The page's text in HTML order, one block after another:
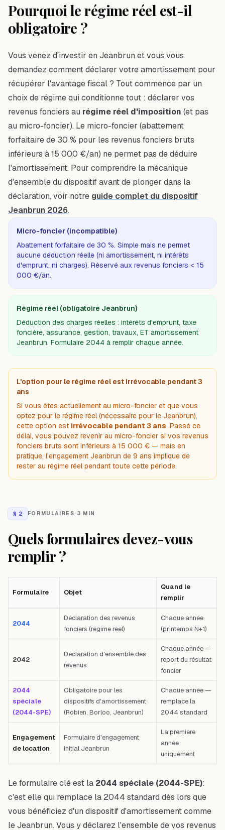
Pourquoi le régime réel est-il
obligatoire ?
Vous venez d'investir en Jeanbrun et vous vous
demandez comment déclarer votre amortissement pour
récupérer l'avantage fiscal ? Tout commence par un
choix de régime qui conditionne tout : déclarer vos
revenus fonciers au régime réel d'imposition (et pas
au micro-foncier). Le micro-foncier (abattement
forfaitaire de 30 % pour les revenus fonciers bruts
inférieurs à 15 000 €/an) ne permet pas de déduire
l'amortissement. Pour comprendre la mécanique
d'ensemble du dispositif avant de plonger dans la
déclaration, voir notre guide complet du dispositif
Jeanbrun 2026.
Micro-foncier (incompatible)
Abattement forfaitaire de 30 %. Simple mais ne permet
aucune déduction réelle (ni amortissement, ni intérêts
d'emprunt, ni charges). Réservé aux revenus fonciers < 15
000 €/an.
Régime réel (obligatoire Jeanbrun)
Déduction des charges réelles : intérêts d'emprunt, taxe
foncière, assurance, gestion, travaux, ET amortissement
Jeanbrun. Formulaire 2044 à remplir chaque année.
L'option pour le régime réel est irrévocable pendant 3
ans
Si vous êtes actuellement au micro-foncier et que vous
optez pour le régime réel (nécessaire pour le Jeanbrun),
cette option est irrévocable pendant 3 ans. Passé ce
délai, vous pouvez revenir au micro-foncier si vos revenus
fonciers bruts sont inférieurs à 15 000 € — mais en
pratique, l'engagement Jeanbrun de 9 ans implique de
rester au régime réel pendant toute cette période.
§ 2 FORMULAIRES· 3 MIN
Quels formulaires devez-vous
remplir ?
Formulaire Objet
Quand le
remplir
2044
Déclaration des revenus
fonciers (régime réel)
Chaque année
(printemps N+1)
2042
Déclaration d'ensemble des
revenus
Chaque année —
report du résultat
foncier
2044
spéciale
(2044-SPE)
Obligatoire pour les
dispositifs d'amortissement
(Robien, Borloo, Jeanbrun)
Chaque année —
remplace la
2044 standard
Engagement
de location
Formulaire d'engagement
initial Jeanbrun
La première
année
uniquement
Le formulaire clé est la 2044 spéciale (2044-SPE):
c'est elle qui remplace la 2044 standard dès lors que
vous bénéficiez d'un dispositif d'amortissement comme
le Jeanbrun. Vous y déclarez l'ensemble de vos revenus